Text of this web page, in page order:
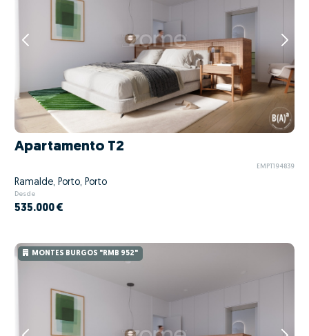
Apartamento T2
EMPT194839
Ramalde, Porto, Porto
Desde
535.000 €
MONTES BURGOS "RMB 952"